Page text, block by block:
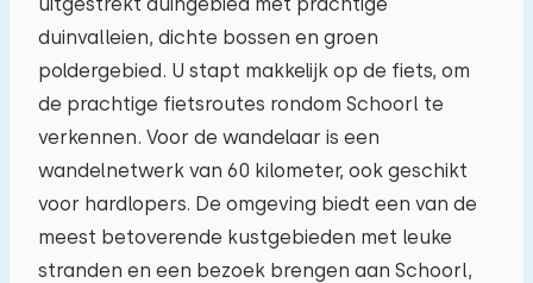
duinvalleien, dichte bossen en groen
poldergebied. U stapt makkelijk op de fiets, om
de prachtige fietsroutes rondom Schoorl te
verkennen. Voor de wandelaar is een
wandelnetwerk van 60 kilometer, ook geschikt
voor hardlopers. De omgeving biedt een van de
meest betoverende kustgebieden met leuke
stranden en een bezoek brengen aan Schoorl,
10 11 12 13 14 15 16
17 18 19 20 21
24 25 26 27 28 29 30
31 01 02 03 04 05 06